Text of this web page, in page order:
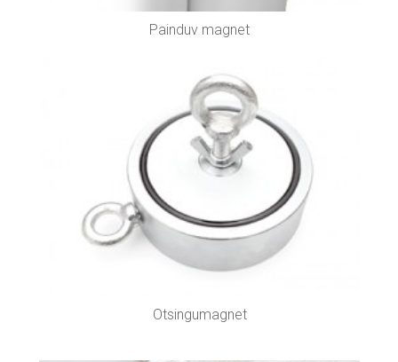
Painduv magnet
Otsingumagnet